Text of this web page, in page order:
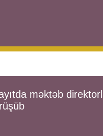
məktəb